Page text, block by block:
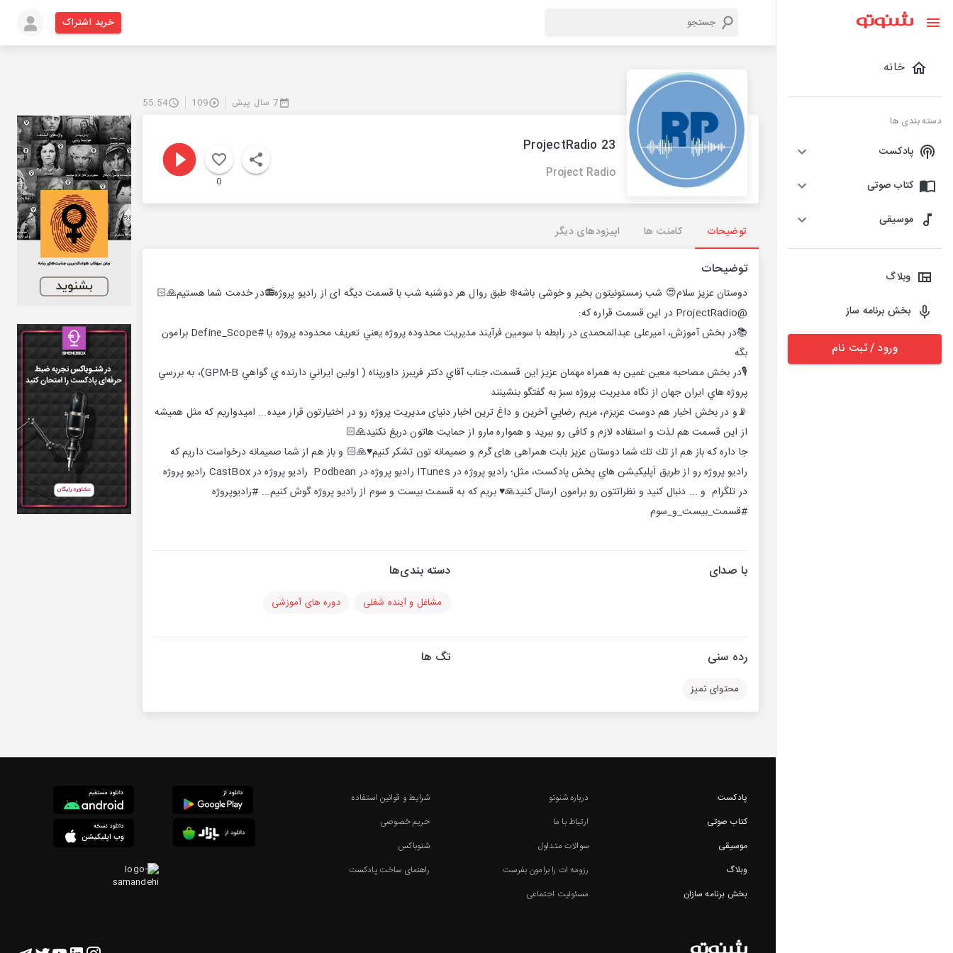
خانه
دسته بندی ها
پادکست
کتاب صوتی
موسیقی
وبلاگ
بخش برنامه ساز
ورود / ثبت نام
خرید اشتراک
7 سال پیش 109
55:54
ProjectRadio 23
Project Radio
0
توضیحات کامنت ها اپیزودهای دیگر
توضیحات
دوستان عزيز سلام😍 شب زمستونيتون بخير و خوشى باشه❄️ طبق روال هر دوشنبه شب با قسمت ديگه اى از راديو پروژه📻در خدمت شما هستيم🙏🏻
@ProjectRadio در اين قسمت قراره كه:
📚در بخش آموزش، اميرعلى عبدالمحمدى در رابطه با سومين فرآيند مديريت محدوده پروژه يعني تعريف محدوده پروژه يا #Define_Scope برامون
بگه
🎙در بخش مصاحبه معين غمين به همراه مهمان عزيز اين قسمت، جناب آقاي دكتر فريبرز داورپناه ( اولين ايراني دارنده ي گواهي GPM-B)، به بررسي
پروژه هاي ايران جهان از نگاه مديريت پروژه سبز به گفتگو بنشينند
📡و در بخش اخبار هم دوست عزيزم، مريم رضايي آخرين و داغ ترين اخبار دنياى مديريت پروژه رو در اختيارتون قرار ميده... اميدواريم كه مثل هميشه
از اين قسمت هم لذت و استفاده لازم و كافى رو ببريد و همواره مارو از حمايت هاتون دريغ نكنيد🙏🏻
جا داره كه باز هم از تك تك شما دوستان عزيز بابت همراهى هاى گرم و صميمانه تون تشكر كنيم♥️🙏🏻 و باز هم از شما صمیمانه درخواست داریم كه
راديو پروژه رو از طريق اَپليكيشن هاي پخش پادكست، مثل؛ رادیو پروژه در ITunes رادیو پروژه در Podbean رادیو پروژه در CastBox رادیو پروژه
در تلگرام و ... دنبال كنيد و نظراتتون رو برامون ارسال كنيد🙏♥️ بریم که به قسمت بيست و سوم از راديو پروژه گوش کنیم... #رادیوپروژه
#قسمت_بيست_و_سوم
با صدای دسته بندی‌ها
مشاغل و آینده شغلی دوره های آموزشی
رده سنی
محتوای تمیز
تگ ها
پادکست
کتاب صوتی
موسیقی
وبلاگ
بخش برنامه سازان
درباره شنوتو
ارتباط با ما
سوالات متداول
رزومه ات را برامون بفرست
مسئولیت اجتماعی
شرایط و قوانین استفاده
حریم خصوصی
شنوباکس
راهنمای ساخت پادکست